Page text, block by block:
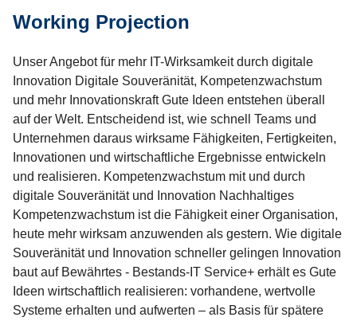
Working Projection
Unser Angebot für mehr IT-Wirksamkeit durch digitale
Innovation Digitale Souveränität, Kompetenzwachstum
und mehr Innovationskraft Gute Ideen entstehen überall
auf der Welt. Entscheidend ist, wie schnell Teams und
Unternehmen daraus wirksame Fähigkeiten, Fertigkeiten,
Innovationen und wirtschaftliche Ergebnisse entwickeln
und realisieren. Kompetenzwachstum mit und durch
digitale Souveränität und Innovation Nachhaltiges
Kompetenzwachstum ist die Fähigkeit einer Organisation,
heute mehr wirksam anzuwenden als gestern. Wie digitale
Souveränität und Innovation schneller gelingen Innovation
baut auf Bewährtes - Bestands-IT Service+ erhält es Gute
Ideen wirtschaftlich realisieren: vorhandene, wertvolle
Systeme erhalten und aufwerten – als Basis für spätere